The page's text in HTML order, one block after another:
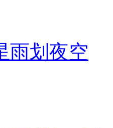
雨划夜空